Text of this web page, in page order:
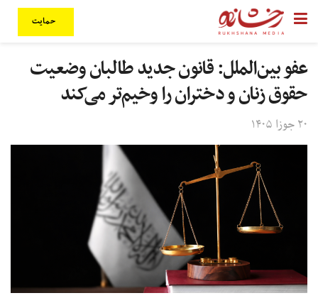
حمایت
عفو بین‌الملل: قانون جدید طالبان وضعیت
حقوق زنان و دختران را وخیم‌تر می‌کند
۲۰ جوزا ۱۴۰۵